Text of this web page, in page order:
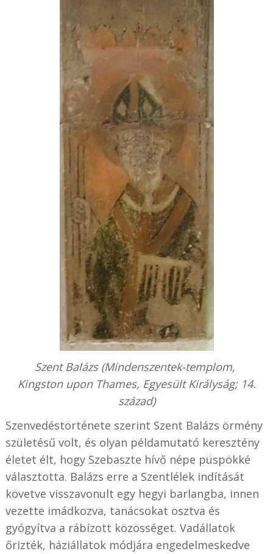
Szent Balázs (Mindenszentek-templom,
Kingston upon Thames, Egyesült Királyság; 14.
század)
Szenvedéstörténete szerint Szent Balázs örmény
születésű volt, és olyan példamutató keresztény
életet élt, hogy Szebaszte hívő népe püspökké
választotta. Balázs erre a Szentlélek indítását
követve visszavonult egy hegyi barlangba, innen
vezette imádkozva, tanácsokat osztva és
gyógyítva a rábízott közösséget. Vadállatok
őrizték, háziállatok módjára engedelmeskedve